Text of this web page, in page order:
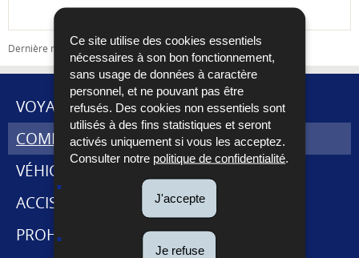
Ce site utilise des cookies essentiels
nécessaires à son bon fonctionnement,
sans usage de données à caractère
personnel, et ne pouvant pas être
refusés. Des cookies non essentiels sont
utilisés à des fins statistiques et seront
activés uniquement si vous les acceptez.
Consulter notre politique de confidentialité.
J'accepte
Je refuse
Dernière mise à jour31/01/2019
MENU
DE
NAVIGATION
VOYAGES ET DÉMÉNAGEMENT
COMMERCE INTERNATIONAL
VÉHICULES
ACCISES ET CABARETAGE
PROHIBITIONS ET RESTRICTIONS